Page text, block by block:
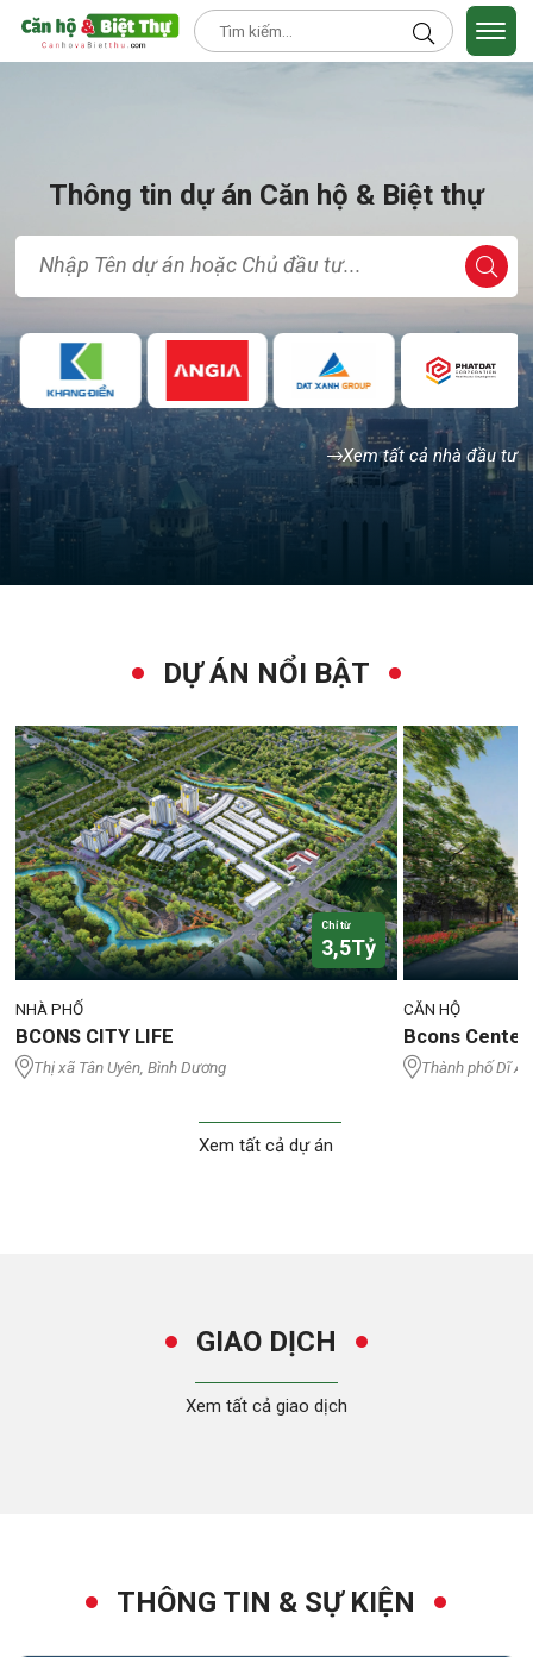
Thông tin dự án Căn hộ & Biệt thự
Xem tất cả nhà đầu tư
DỰ ÁN NỔI BẬT
Chỉ từ
3,5Tỷ
NHÀ PHỐ
BCONS CITY LIFE
Thị xã Tân Uyên, Bình Dương
CĂN HỘ
Bcons
Thành phố Dĩ
Xem tất cả dự án
GIAO DỊCH
Xem tất cả giao dịch
THÔNG TIN & SỰ KIỆN